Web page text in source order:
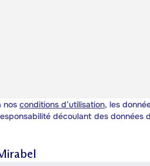
nos conditions d’utilisation, les
découlant des données